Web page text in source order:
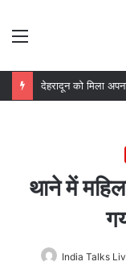
देहरादून को मिला
थाने में
India Talks